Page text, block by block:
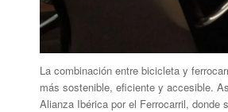
La combinación entre bicicleta y
más sostenible, eficiente y accesible.
Alianza Ibérica por el Ferrocarril, donde